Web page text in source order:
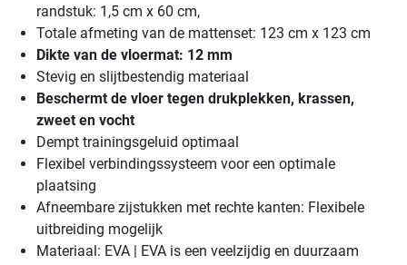
randstuk: 1,5 cm x 60 cm,
Totale afmeting van de mattenset: 123 cm x 123 cm
Dikte van de vloermat: 12 mm
Stevig en slijtbestendig materiaal
Beschermt de vloer tegen drukplekken, krassen,
zweet en vocht
Dempt trainingsgeluid optimaal
Flexibel verbindingssysteem voor een optimale
plaatsing
Afneembare zijstukken met rechte kanten: Flexibele
uitbreiding mogelijk
Materiaal: EVA | EVA is een veelzijdig en duurzaam